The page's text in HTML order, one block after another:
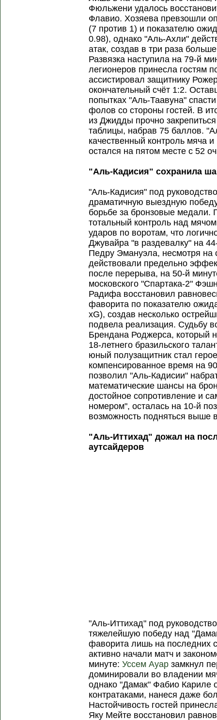
Фюльжени удалось
Флавио. Хозяева превзошли
(7 против 1) и показателю
0.98), однако "Аль-Ахли"
атак, создав в три раза
Развязка наступила на 79-й
легионеров принесла гостям
ассистировал защитнику
окончательный счёт 1:2.
попытках "Аль-Таавуна"
фолов со стороны гостей. В
из Джидды прочно
таблицы, набрав 75 баллов.
качественный контроль мяча и
остался на пятом месте с 52
"Аль-Кадисия" сохранила
"Аль-Кадисия" под
драматичную выездную
борьбе за бронзовые медали.
тотальный контроль над
ударов по воротам, что
Джувайра "в раздевалку" на
Педру Эмануэла, несмотря на
действовали предельно
после перерыва, на 50-й
московского "Спартака-2"
Радифа восстановил
фаворита по показателю
xG), создав несколько
подвела реализация. Судьбу
Брендана Роджерса, который
18-летнего бразильского
юный полузащитник стал
компенсированное время на
позволил "Аль-Кадисии"
математические шансы на
достойное сопротивление и
номером", осталась на 10-й
возможность подняться выше
"Аль-Иттихад" дожал на
аутсайдеров
"Аль-Иттихад" под
тяжелейшую победу над
фаворита лишь на последних
активно начали матч и
минуте:Уссем Ауар замкнул
доминировали во владении
однако "Дамак" Фабио Кариле
контратаками, нанеся даже
Настойчивость гостей
Яку Мейте восстановил